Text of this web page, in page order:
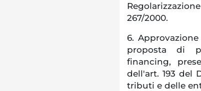
267/2000.
6.
proposta di
financing,
dell'art. 193 del
tributi e delle